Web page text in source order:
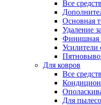
Все
Основная
Удаление
Финишная
Усилители
Для ковров
Все
Для